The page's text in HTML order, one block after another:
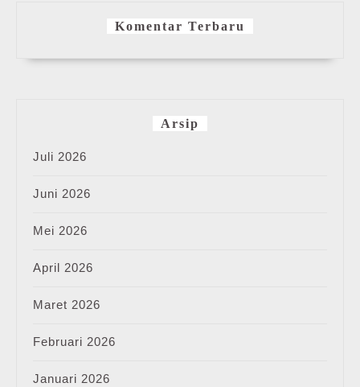
Komentar Terbaru
Arsip
Juli 2026
Juni 2026
Mei 2026
April 2026
Maret 2026
Februari 2026
Januari 2026